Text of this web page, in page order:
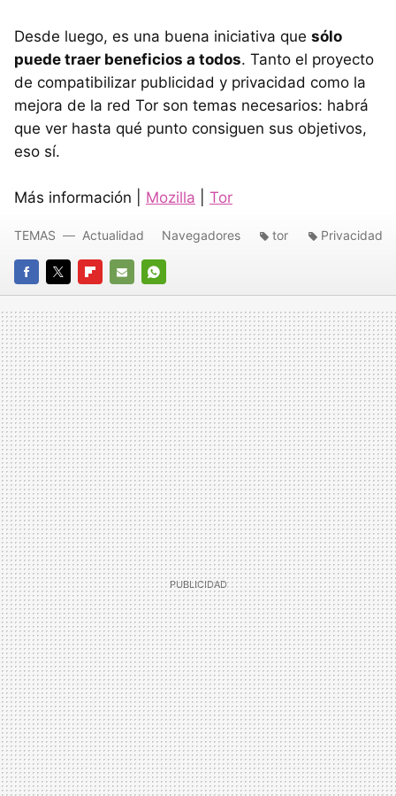
Desde luego, es una buena iniciativa que sólo
puede traer beneficios a todos. Tanto el proyecto
de compatibilizar publicidad y privacidad como la
mejora de la red Tor son temas necesarios: habrá
que ver hasta qué punto consiguen sus objetivos,
eso sí.
Más información | Mozilla Tor
FACEBOOK
TWITTERFLIPBOARD
E-
MAIL
WHATSAPP
TEMAS Actualidad Navegadores tor Privacidad